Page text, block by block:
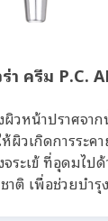
า ครีม P.C.
ผิวหน้าปราศจา
ห้ผิวเกิดการระ
ระเข้ ที่อุดมไป
ติ เพื่อช่วยบำรุ